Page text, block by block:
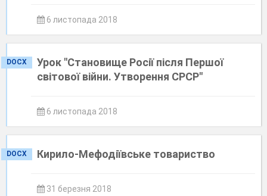
6 листопада 2018
DOCX
Урок "Становище Росії після Першої
світової війни. Утворення СРСР"
6 листопада 2018
DOCX Кирило-Мефодіївське товариство
31 березня 2018